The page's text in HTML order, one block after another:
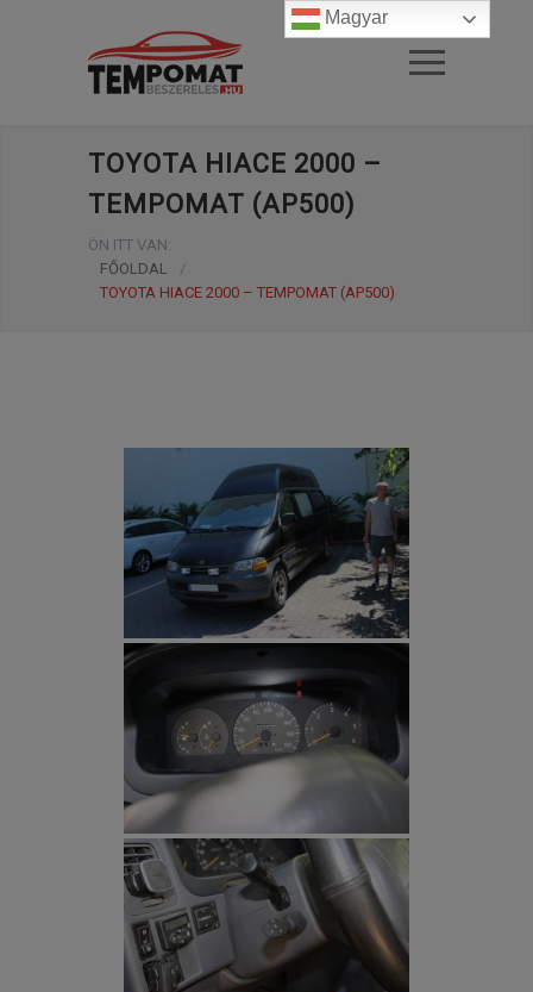
TOYOTA HIACE 2000 –
TEMPOMAT (AP500)
ÖN ITT VAN:
FŐOLDAL
/
TOYOTA HIACE 2000 – TEMPOMAT (AP500)
Magyar